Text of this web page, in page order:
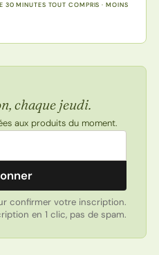
30 MINUTES TOUT COMPRIS · MOINS
chaque jeudi.
aux produits du moment.
confirmer votre inscription.
en 1 clic, pas de spam.